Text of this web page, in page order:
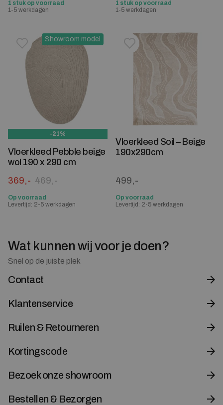
1 stuk op voorraad
1-5 werkdagen
1 stuk op voorraad
1-5 werkdagen
Showroom model
Toevoegen aan verlanglijstje
Verwijderen van verlanglijst
-21%
Vloerkleed Pebble beige
wol 190 x 290 cm
469,-
Oorspronkelijke prijs was: 469,-.
369,-
Huidige prijs is: 369,-.
Op voorraad
Levertijd: 2-5 werkdagen
Toevoegen aan
Verwijderen van verlanglijst
Vloerkleed Soil – Beige
190x290cm
499,-
Op voorraad
Levertijd: 2-5 werkdagen
Wat kunnen wij voor je doen?
Snel op de juiste plek
Contact
Klantenservice
Ruilen & Retourneren
Kortingscode
Bezoek onze showroom
Bestellen & Bezorgen